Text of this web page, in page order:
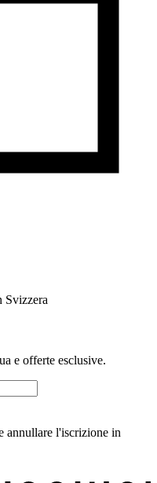
Svizzera
e offerte esclusive.
annullare l'iscrizione in